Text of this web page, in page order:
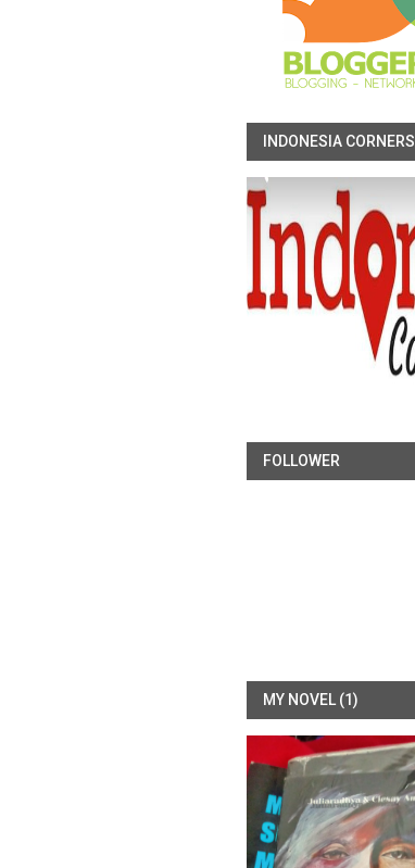
INDONESIA CORNERS
FOLLOWER
MY NOVEL (1)